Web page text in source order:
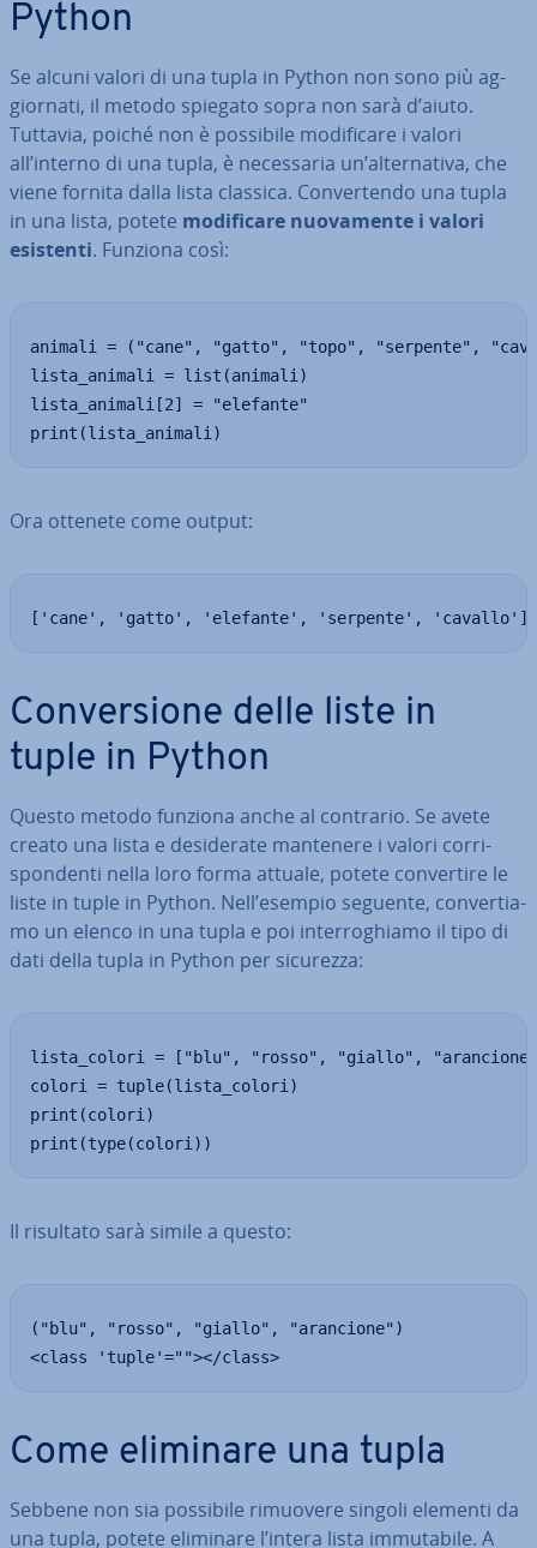
Python
Se alcuni valori di una tupla in Python non sono più ag­
gior­na­ti, il metodo spiegato sopra non sarà d’aiuto.
Tuttavia, poiché non è possibile mo­di­fi­ca­re i valori
all’interno di una tupla, è ne­ces­sa­ria un’al­ter­na­ti­va, che
viene fornita dalla lista classica. Con­ver­ten­do una tupla
in una lista, potete mo­di­fi­ca­re nuo­va­men­te i valori
esistenti. Funziona così:
animali = ("cane", "gatto", "topo", "serpente",
lista_animali = list(animali)
lista_animali[2] = "elefante"
print(lista_animali)
Ora ottenete come output:
['cane', 'gatto', 'elefante', 'serpente', 'cavallo']
Con­ver­sio­ne delle liste in
tuple in Python
Questo metodo funziona anche al contrario. Se avete
creato una lista e de­si­de­ra­te mantenere i valori cor­ri­
spon­den­ti nella loro forma attuale, potete con­ver­ti­re le
liste in tuple in Python. Nell’esempio seguente, con­ver­tia­
mo un elenco in una tupla e poi in­ter­ro­ghia­mo il tipo di
dati della tupla in Python per sicurezza:
lista_colori = ["blu", "rosso", "giallo",
colori = tuple(lista_colori)
print(colori)
print(type(colori))
Il risultato sarà simile a questo:
("blu", "rosso", "giallo", "arancione")
<class 'tuple'=""></class>
Come eliminare una tupla
Sebbene non sia possibile rimuovere singoli elementi da
una tupla, potete eliminare l’intera lista im­mu­ta­bi­le. A